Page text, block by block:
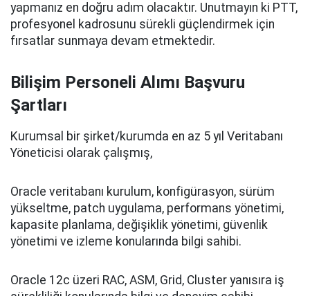
yapmanız en doğru adım olacaktır. Unutmayın ki PTT,
profesyonel kadrosunu sürekli güçlendirmek için
fırsatlar sunmaya devam etmektedir.
Bilişim Personeli Alımı Başvuru
Şartları
Kurumsal bir şirket/kurumda en az 5 yıl Veritabanı
Yöneticisi olarak çalışmış,
Oracle veritabanı kurulum, konfigürasyon, sürüm
yükseltme, patch uygulama, performans yönetimi,
kapasite planlama, değişiklik yönetimi, güvenlik
yönetimi ve izleme konularında bilgi sahibi.
Oracle 12c üzeri RAC, ASM, Grid, Cluster yanısıra iş